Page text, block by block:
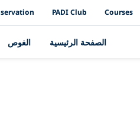
PADICourses
PADI Club
الصفحة الرئيسية الغوص